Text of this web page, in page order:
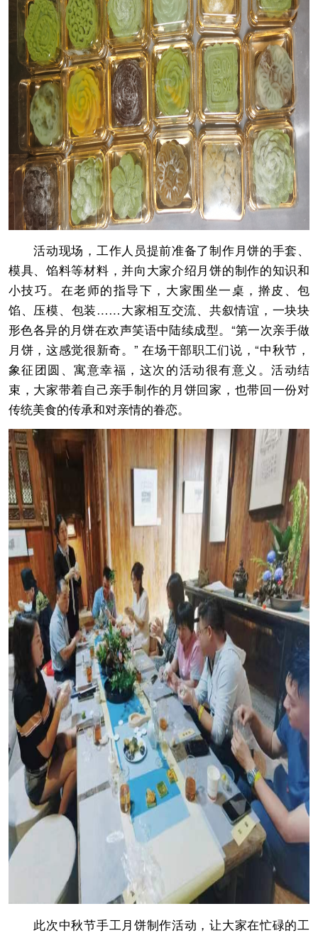
活动现场，工作人员提前准备了制作月饼的手套、
模具、馅料等材料，并向大家介绍月饼的制作的知识和
小技巧。在老师的指导下，大家围坐一桌，擀皮、包
馅、压模、包装……大家相互交流、共叙情谊，一块块
形色各异的月饼在欢声笑语中陆续成型。“第一次亲手做
月饼，这感觉很新奇。” 在场干部职工们说，“中秋节，
象征团圆、寓意幸福，这次的活动很有意义。活动结
束，大家带着自己亲手制作的月饼回家，也带回一份对
传统美食的传承和对亲情的眷恋。
此次中秋节手工月饼制作活动，让大家在忙碌的工